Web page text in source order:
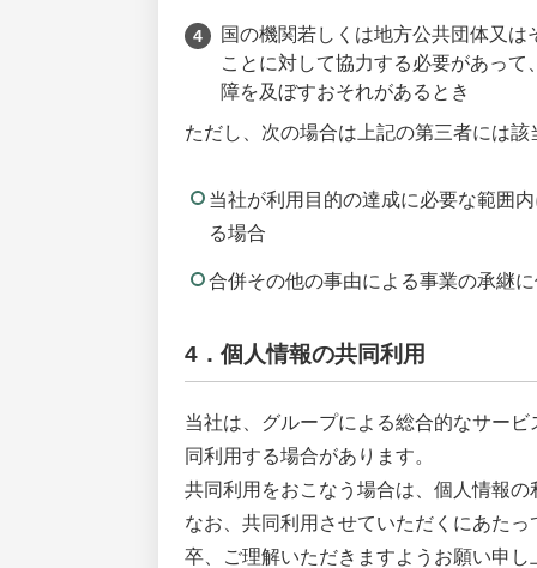
国の機関若しくは地方公共団体又
ことに対して協力する必要があっ
障を及ぼすおそれがあるとき
ただし、次の場合は上記の第三者には該
当社が利用目的の達成に必要な範囲
る場合
合併その他の事由による事業の承継
4．個人情報の共同利用
当社は、グループによる総合的なサー
同利用する場合があります。
共同利用をおこなう場合は、個人情報
なお、共同利用させていただくにあた
卒、ご理解いただきますようお願い申し